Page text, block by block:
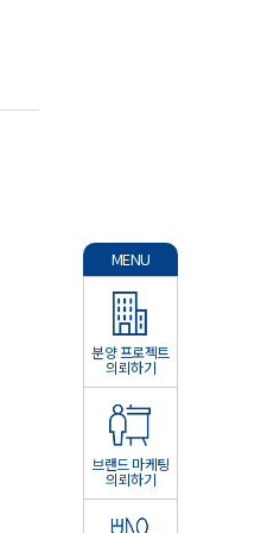
MENU
분양 프로젝트
의뢰하기
브랜드 마케팅
의뢰하기